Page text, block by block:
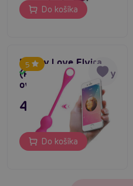
Do košíka
5
Pretty Love Elvira
(Pink), chytré guličky
ovládané telefónom
Skladom
47,80 €
Do košíka